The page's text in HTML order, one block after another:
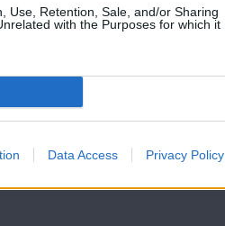
Use, Retention, Sale, and/or Sharing
with the Purposes for which it
Data Access Privacy Policy